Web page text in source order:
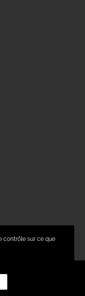
droits réservés.
contrôle sur ce que